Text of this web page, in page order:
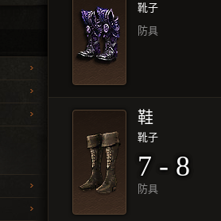
靴子
防具
鞋
靴子
7 - 8
防具